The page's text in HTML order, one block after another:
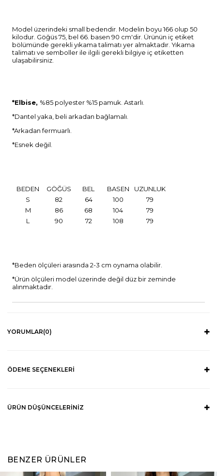
Model üzerindeki small bedendir. Modelin boyu 166 olup 50
kilodur. Göğüs 75, bel 66. basen 90 cm'dir. Ürünün iç etiket
bölümünde gerekli yıkama talimatı yer almaktadır. Yıkama
talimatı ve semboller ile ilgili gerekli bilgiye iç etiketten
ulaşabilirsiniz.
*Elbise, %85 polyester %15 pamuk. Astarlı.
*Dantel yaka, beli arkadan bağlamalı.
*Arkadan fermuarlı.
*Esnek değil.
BEDEN GÖĞÜS BEL BASEN
UZUNLUK
S
82 64 100
79
M
86 68 104
79
L
90 72 108 79
*Beden ölçüleri arasında 2-3 cm oynama olabilir.
*Ürün ölçüleri model üzerinde değil düz bir zeminde
alınmaktadır.
YORUMLAR(0)
ÖDEME SEÇENEKLERI
ÜRÜN DÜŞÜNCELERINIZ
BENZER ÜRÜNLER